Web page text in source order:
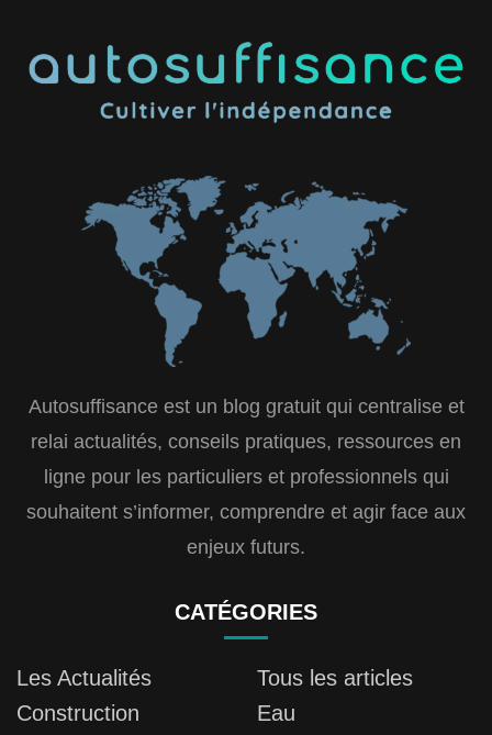
Autosuffisance est un blog gratuit qui centralise et
relai actualités, conseils pratiques, ressources en
ligne pour les particuliers et professionnels qui
souhaitent s’informer, comprendre et agir face aux
enjeux futurs.
CATÉGORIES
Les Actualités
Tous les articles
Construction
Eau